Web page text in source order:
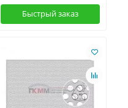
Быстрый заказ